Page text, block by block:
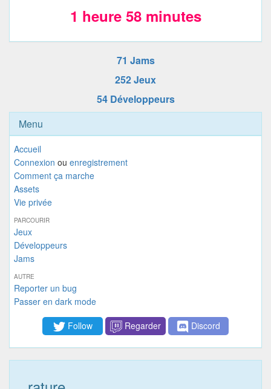
1 heure 58 minutes
71 Jams
252 Jeux
54 Développeurs
Menu
Accueil
Connexion ou enregistrement
Comment ça marche
Assets
Vie privée
PARCOURIR
Jeux
Développeurs
Jams
AUTRE
Reporter un bug
Passer en dark mode
Follow
Regarder Discord